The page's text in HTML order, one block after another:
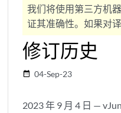
我们将使用第三方机
证其准确性。如果对
修订历史
date_range 04-Sep-23
2023 年 9 月 4 日 —